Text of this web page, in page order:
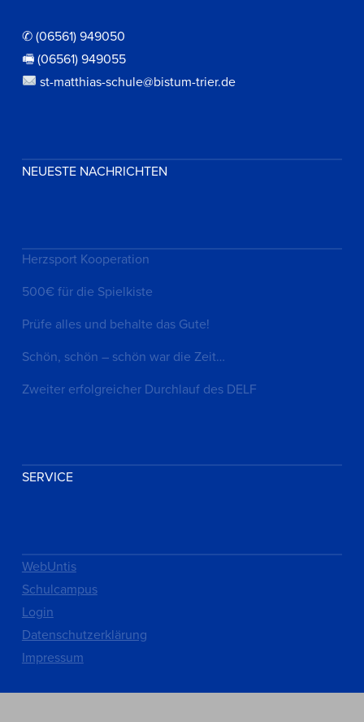
✆ (06561) 949050
🖷 (06561) 949055
st-matthias-schule@bistum-trier.de
NEUESTE NACHRICHTEN
Herzsport Kooperation
500€ für die Spielkiste
Prüfe alles und behalte das Gute!
Schön, schön – schön war die Zeit…
Zweiter erfolgreicher Durchlauf des DELF
SERVICE
WebUntis
Schulcampus
Login
Datenschutzerklärung
Impressum